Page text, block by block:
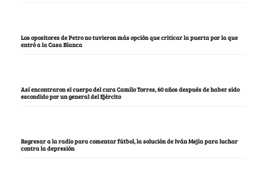
Los opositores de Petro no tuvieron más opción que criticar la puerta por la que
entró a la Casa Blanca
Así encontraron el cuerpo del cura Camilo Torres, 60 años después de haber sido
escondido por un general del Ejército
Regresar a la radio para comentar fútbol, la solución de Iván Mejía para luchar
contra la depresión